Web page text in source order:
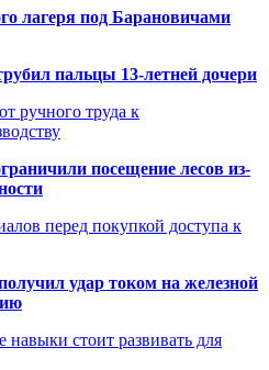
лагеря под Барановичами
пальцы 13-летней дочери
ручного труда к
посещение лесов из-
перед покупкой доступа к
удар током на железной
стоит развивать для